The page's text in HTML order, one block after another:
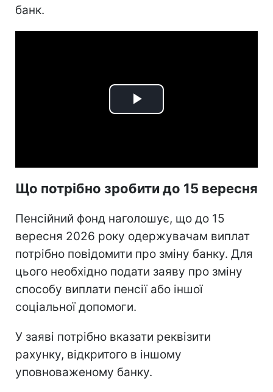
банк.
Play
Що потрібно зробити до 15 вересня
Пенсійний фонд наголошує, що до 15
вересня 2026 року одержувачам виплат
потрібно повідомити про зміну банку. Для
цього необхідно подати заяву про зміну
способу виплати пенсії або іншої
соціальної допомоги.
У заяві потрібно вказати реквізити
рахунку, відкритого в іншому
уповноваженому банку.